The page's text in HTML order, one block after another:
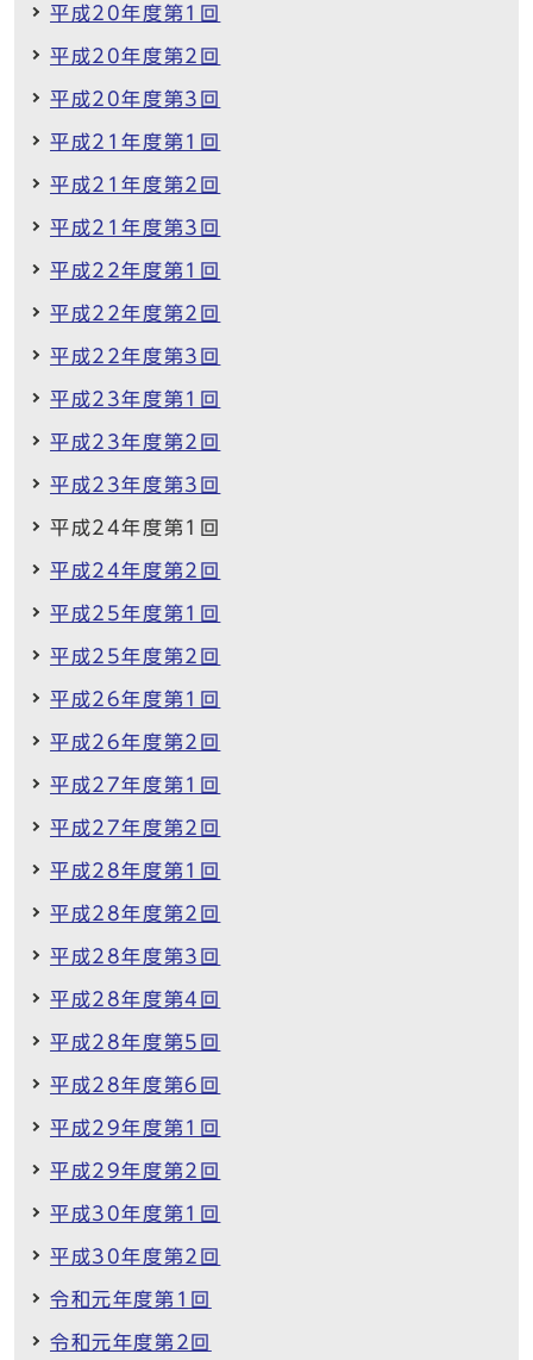
平成20年度第1回
平成20年度第2回
平成20年度第3回
平成21年度第1回
平成21年度第2回
平成21年度第3回
平成22年度第1回
平成22年度第2回
平成22年度第3回
平成23年度第1回
平成23年度第2回
平成23年度第3回
平成24年度第1回
平成24年度第2回
平成25年度第1回
平成25年度第2回
平成26年度第1回
平成26年度第2回
平成27年度第1回
平成27年度第2回
平成28年度第1回
平成28年度第2回
平成28年度第3回
平成28年度第4回
平成28年度第5回
平成28年度第6回
平成29年度第1回
平成29年度第2回
平成30年度第1回
平成30年度第2回
令和元年度第1回
令和元年度第2回